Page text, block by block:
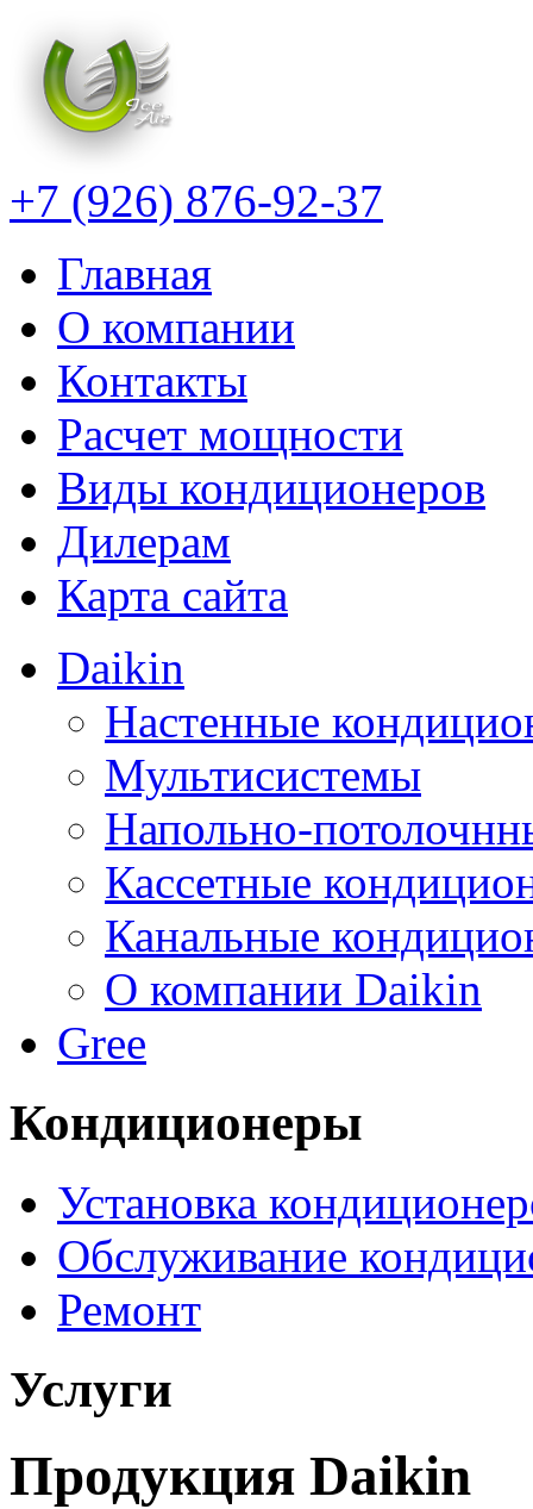
+7 (926) 876-92-37
Главная
О компании
Контакты
Расчет мощности
Виды кондиционеров
Дилерам
Карта сайта
Daikin
Настенные
Мультисистемы
Напольно-
Кассетные
Канальные
О компании Daikin
Gree
Кондиционеры
Установка
Обслуживание
Ремонт
Услуги
Продукция Daikin